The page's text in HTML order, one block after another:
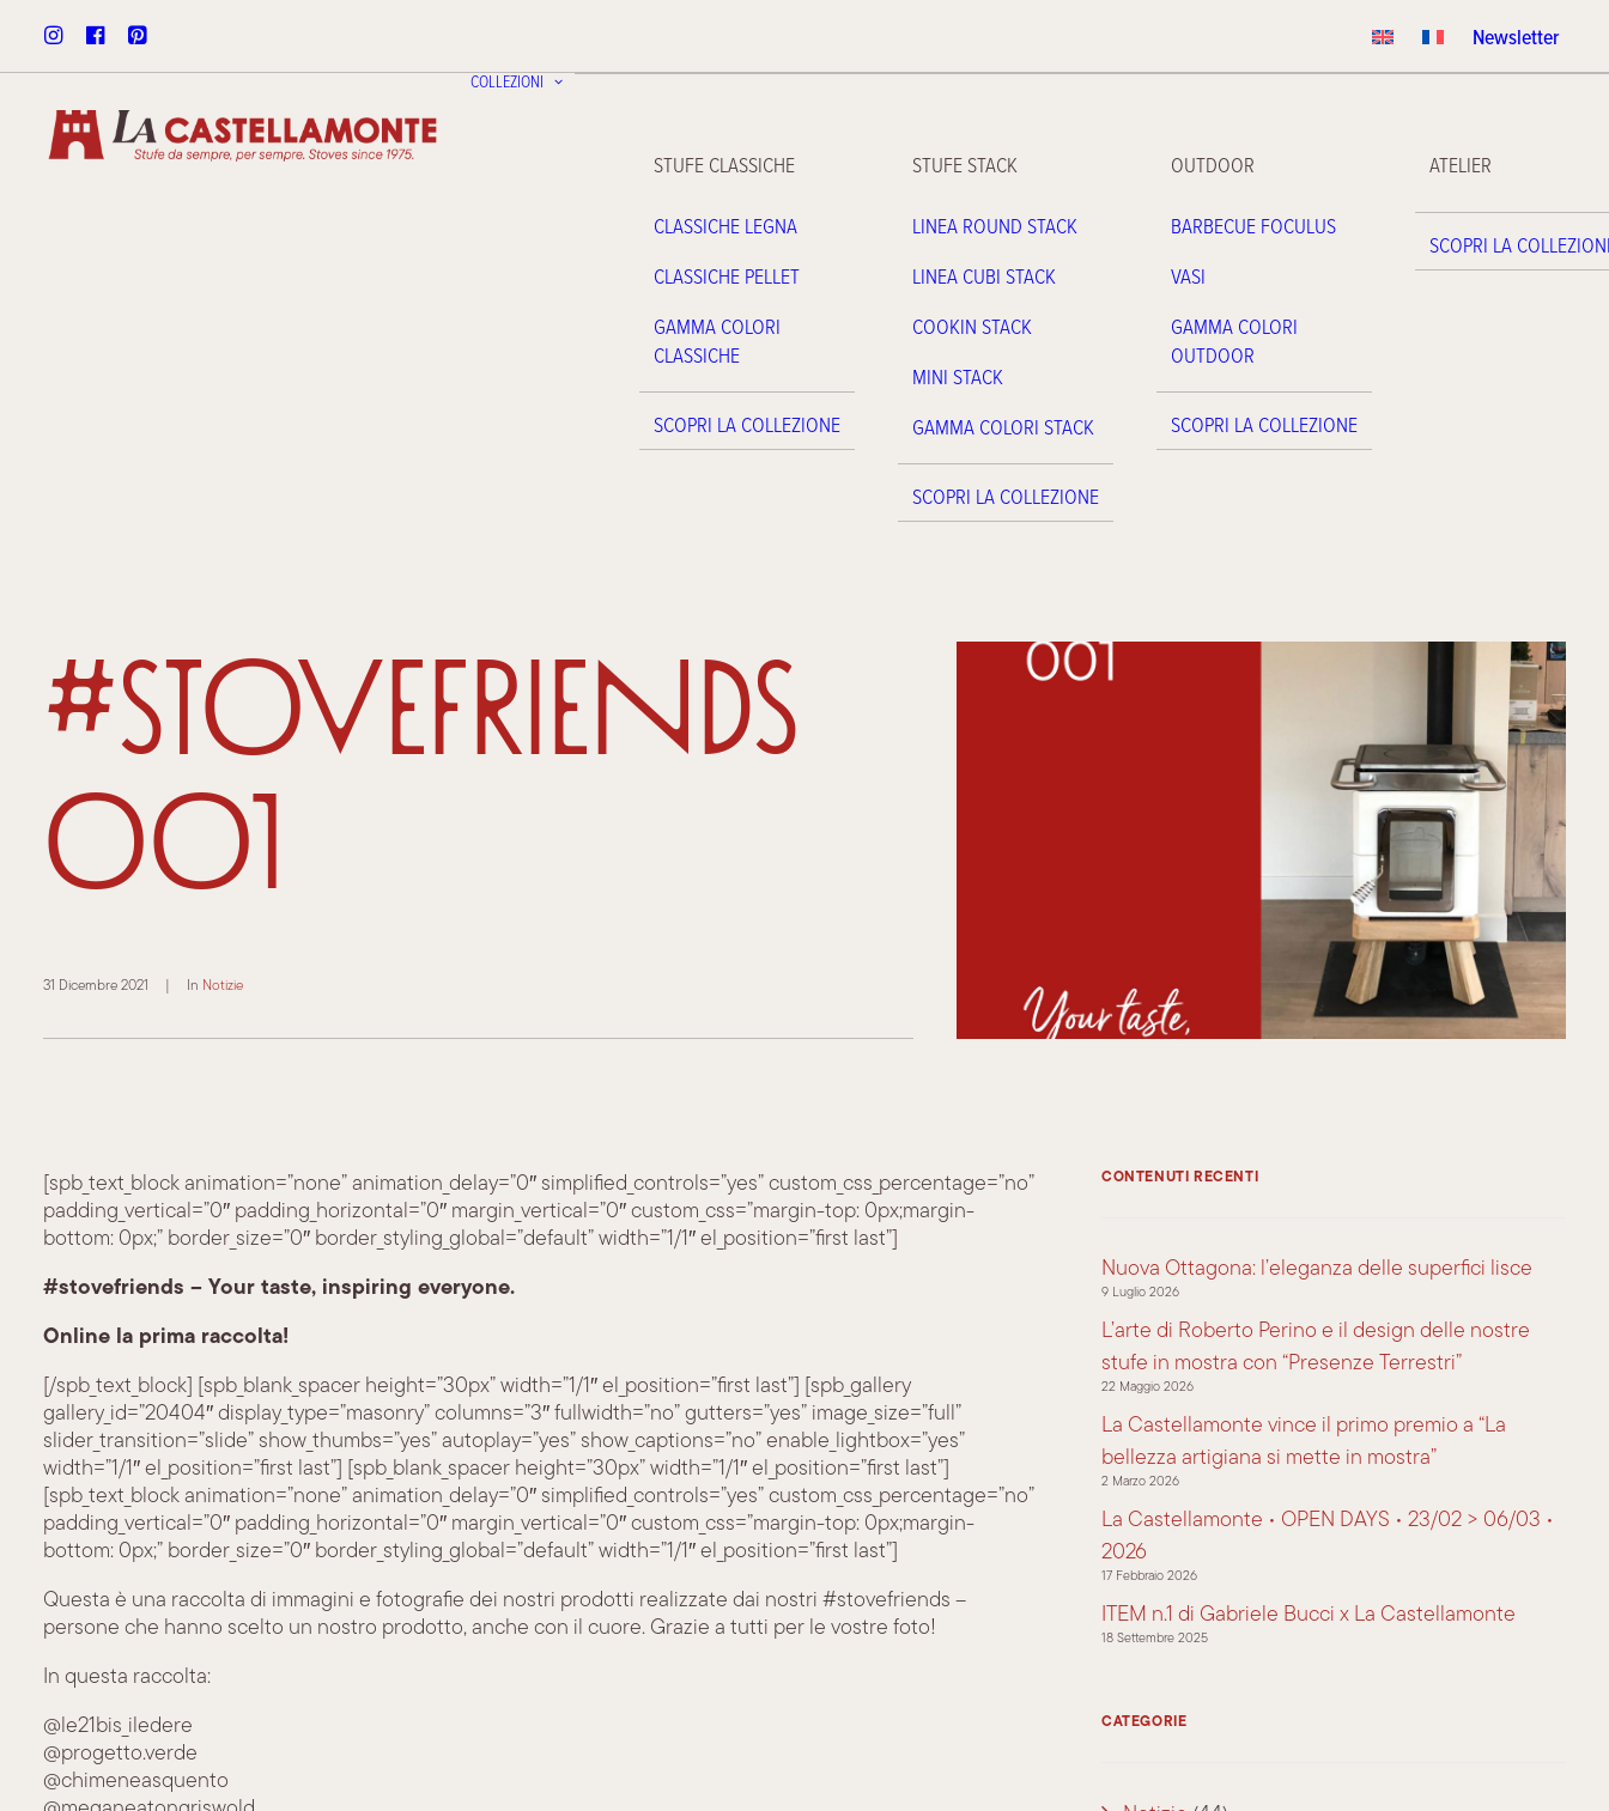
Newsletter
COLLEZIONI
STUFE CLASSICHE
CLASSICHE LEGNA
CLASSICHE PELLET
GAMMA COLORI
CLASSICHE
SCOPRI LA COLLEZIONE
STUFE STACK
LINEA ROUND STACK
LINEA CUBI STACK
COOKIN STACK
MINI STACK
GAMMA COLORI STACK
SCOPRI LA COLLEZIONE
OUTDOOR
BARBECUE FOCULUS
VASI
GAMMA COLORI
OUTDOOR
SCOPRI LA COLLEZIONE
ATELIER
SCOPRI LA
#stovefriends
001
31 Dicembre 2021 | In Notizie
[spb_text_block animation=”none” animation_delay=”0″ simplified_controls=”yes” custom_css_percentage=”no”
padding_vertical=”0″ padding_horizontal=”0″ margin_vertical=”0″ custom_css=”margin-top: 0px;margin-
bottom: 0px;” border_size=”0″ border_styling_global=”default” width=”1/1″ el_position=”first last”]
#stovefriends –Your taste, inspiring everyone.
Online la prima raccolta!
[/spb_text_block] [spb_blank_spacer height=”30px” width=”1/1″ el_position=”first last”] [spb_gallery
gallery_id=”20404″ display_type=”masonry” columns=”3″ fullwidth=”no” gutters=”yes” image_size=”full”
slider_transition=”slide” show_thumbs=”yes” autoplay=”yes” show_captions=”no” enable_lightbox=”yes”
width=”1/1″ el_position=”first last”] [spb_blank_spacer height=”30px” width=”1/1″ el_position=”first last”]
[spb_text_block animation=”none” animation_delay=”0″ simplified_controls=”yes” custom_css_percentage=”no”
padding_vertical=”0″ padding_horizontal=”0″ margin_vertical=”0″ custom_css=”margin-top: 0px;margin-
bottom: 0px;” border_size=”0″ border_styling_global=”default” width=”1/1″ el_position=”first last”]
Questa è una raccolta di immagini e fotografie dei nostri prodotti realizzate dai nostri #stovefriends –
persone che hanno scelto un nostro prodotto, anche con il cuore. Grazie a tutti per le vostre foto!
In questa raccolta:
@le21bis_iledere
@progetto.verde
@chimeneasquento
CONTENUTI RECENTI
Nuova Ottagona: l’eleganza delle superfici lisce
9 Luglio 2026
L’arte di Roberto Perino e il design delle nostre
stufe in mostra con “Presenze Terrestri”
22 Maggio 2026
La Castellamonte vince il primo premio a “La
bellezza artigiana si mette in mostra”
2 Marzo 2026
La Castellamonte • OPEN DAYS • 23/02 > 06/03 •
2026
17 Febbraio 2026
ITEM n.1 di Gabriele Bucci x La Castellamonte
18 Settembre 2025
CATEGORIE